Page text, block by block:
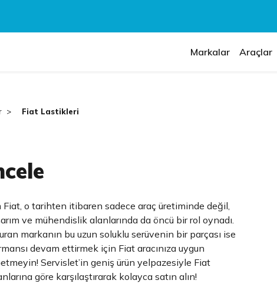
Markalar Araçlar
Fiat Lastikleri
Fiat, o tarihten itibaren sadece araç üretiminde değil,
ve mühendislik alanlarında da öncü bir rol oynadı.
markanın bu uzun soluklu serüvenin bir parçası ise
devam ettirmek için Fiat aracınıza uygun
Servislet’in geniş ürün yelpazesiyle Fiat
göre karşılaştırarak kolayca satın alın!